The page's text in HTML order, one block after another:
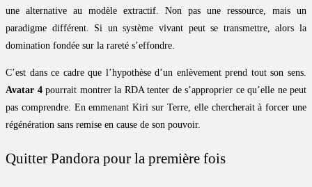
une alternative au modèle extractif. Non pas une ressource, mais un
paradigme différent. Si un système vivant peut se transmettre, alors la
domination fondée sur la rareté s’effondre.
C’est dans ce cadre que l’hypothèse d’un enlèvement prend tout son sens.
Avatar 4pourrait montrer la RDA tenter de s’approprier ce qu’elle ne peut
pas comprendre. En emmenant Kiri sur Terre, elle chercherait à forcer une
régénération sans remise en cause de son pouvoir.
Quitter Pandora pour la première fois